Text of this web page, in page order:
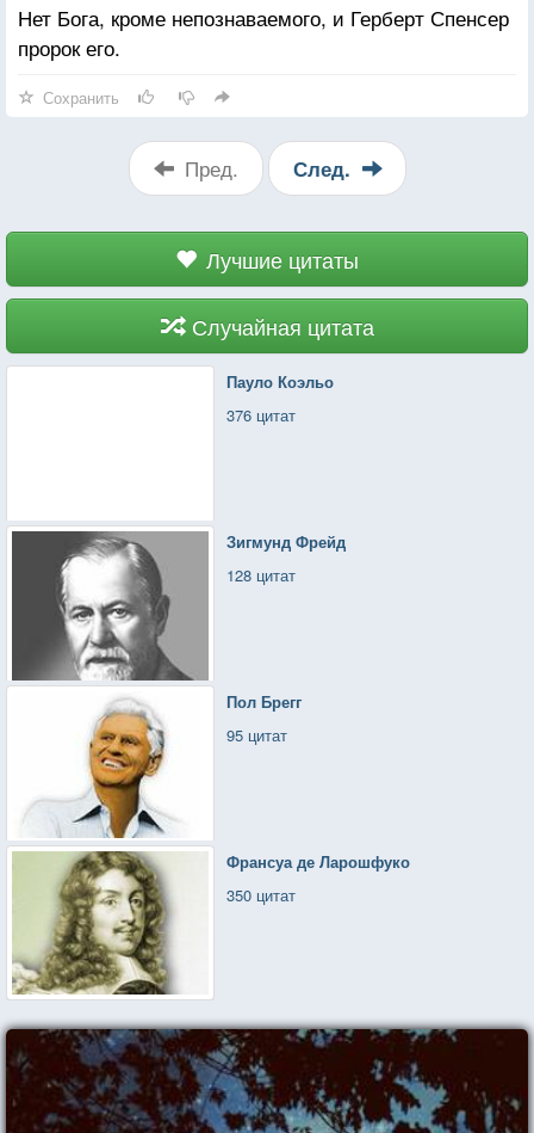
Нет Бога, кроме непознаваемого, и Герберт Спенсер
пророк его.
Сохранить
Пред. След.
Лучшие цитаты
Случайная цитата
Пауло Коэльо
376 цитат
Зигмунд Фрейд
128 цитат
Пол Брегг
95 цитат
Франсуа де Ларошфуко
350 цитат